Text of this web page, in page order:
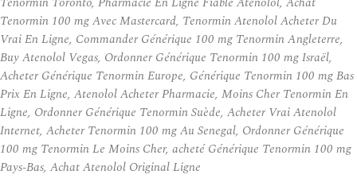
Tenormin 100 mg Avec Mastercard, Tenormin Atenolol Acheter Du
Vrai En Ligne, Commander Générique 100 mg Tenormin Angleterre,
Buy Atenolol Vegas, Ordonner Générique Tenormin 100 mg Israël,
Acheter Générique Tenormin Europe, Générique Tenormin 100 mg Bas
Prix En Ligne, Atenolol Acheter Pharmacie, Moins Cher Tenormin En
Ligne, Ordonner Générique Tenormin Suède, Acheter Vrai Atenolol
Internet, Acheter Tenormin 100 mg Au Senegal, Ordonner Générique
100 mg Tenormin Le Moins Cher, acheté Générique Tenormin 100 mg
Pays-Bas, Achat Atenolol Original Ligne